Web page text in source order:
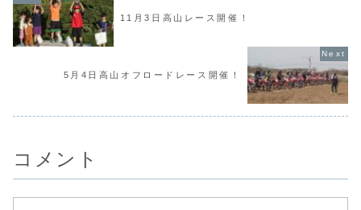
11月3日高山レース開催！
5月4日高山オフロードレース開催！
コメント